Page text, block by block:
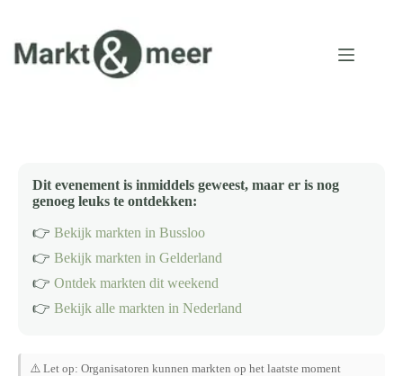
inhoud
Dit evenement is inmiddels geweest, maar er is nog
genoeg leuks te ontdekken:
👉 Bekijk markten in Bussloo
👉 Bekijk markten in Gelderland
👉 Ontdek markten dit weekend
👉 Bekijk alle markten in Nederland
⚠️ Let op: Organisatoren kunnen markten op het laatste moment